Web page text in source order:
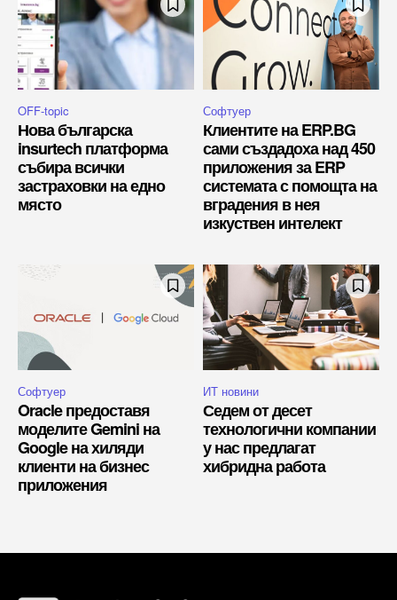
OFF-topic
Нова българска
insurtech платформа
събира всички
застраховки на едно
място
Софтуер
Клиентите на ERP.BG
сами създадоха над 450
приложения за ERP
системата с помощта на
вградения в нея
изкуствен интелект
Софтуер
Oracle предоставя
моделите Gemini на
Google на хиляди
клиенти на бизнес
приложения
ИТ новини
Седем от десет
технологични компании
у нас предлагат
хибридна работа